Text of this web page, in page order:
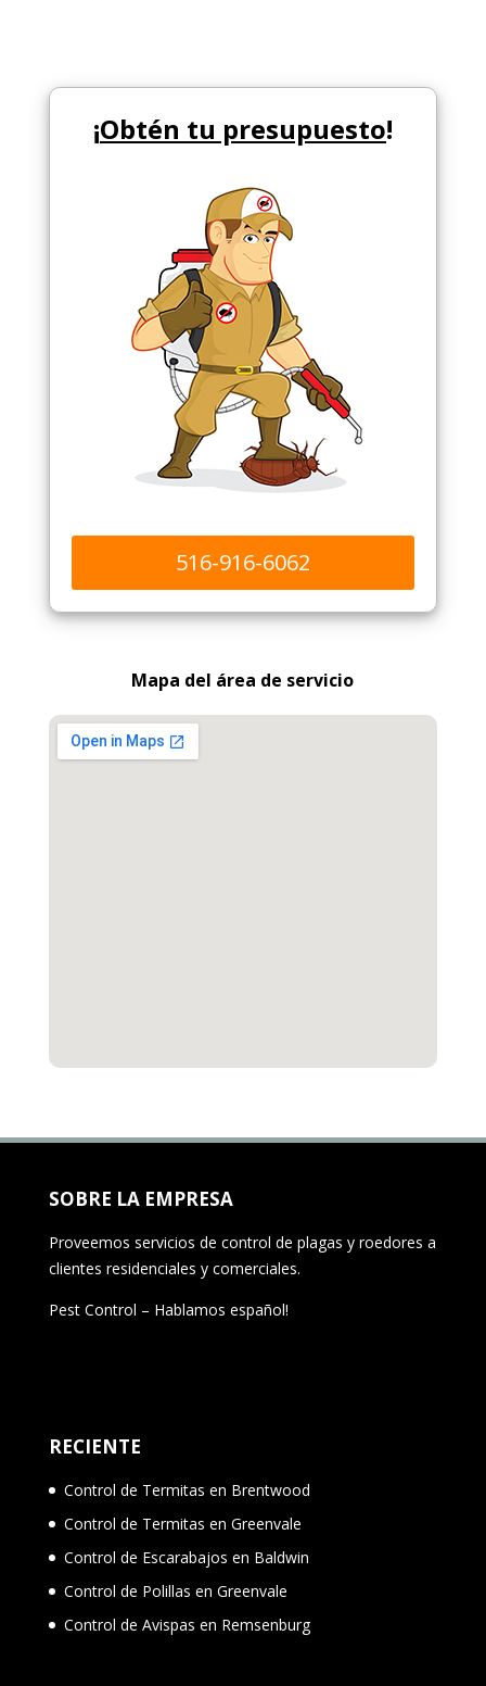
¡Obtén tu presupuesto!
516-916-6062
Mapa del área de servicio
SOBRE LA EMPRESA
Proveemos servicios de control de plagas y roedores a
clientes residenciales y comerciales.
Pest Control – Hablamos español!
RECIENTE
Control de Termitas en Brentwood
Control de Termitas en Greenvale
Control de Escarabajos en Baldwin
Control de Polillas en Greenvale
Control de Avispas en Remsenburg